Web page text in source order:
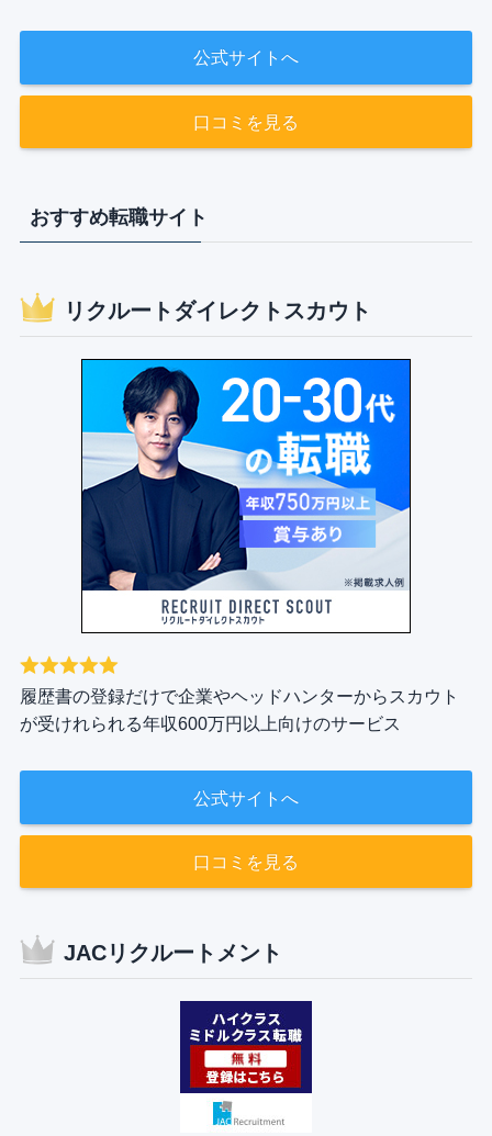
公式サイトへ
口コミを見る
おすすめ転職サイト
リクルートダイレクトスカウト
履歴書の登録だけで企業やヘッドハンターからスカウト
が受けれられる年収600万円以上向けのサービス
公式サイトへ
口コミを見る
JACリクルートメント